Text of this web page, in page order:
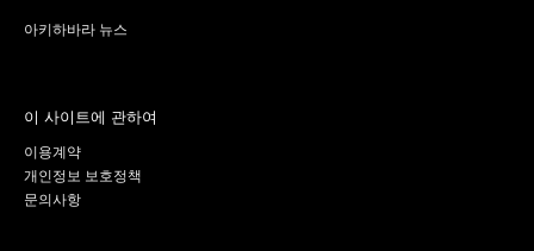
아키하바라 뉴스
이 사이트에 관하여
이용계약
개인정보 보호정책
문의사항